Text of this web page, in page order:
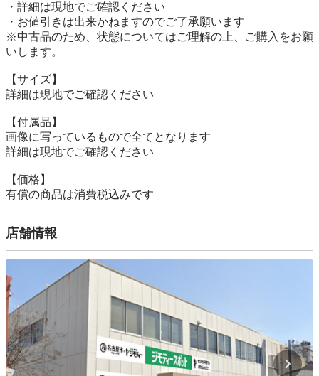
・詳細は現地でご確認ください
・お値引きは出来かねますのでご了承願います
※中古品のため、状態についてはご理解の上、ご購入をお願
いします。
【サイズ】
詳細は現地でご確認ください
【付属品】
画像に写っているもので全てとなります
詳細は現地でご確認ください
【価格】
有償の商品は消費税込みです
店舗情報